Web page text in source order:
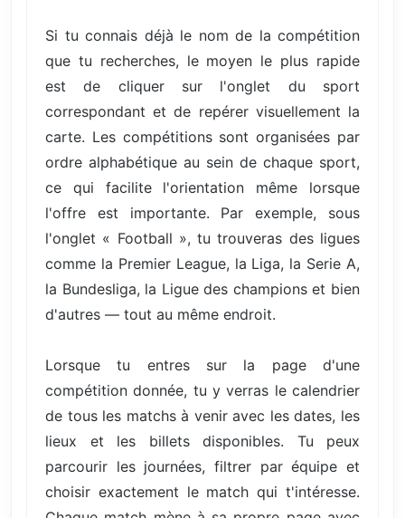
Si tu connais déjà le nom de la compétition
que tu recherches, le moyen le plus rapide
est de cliquer sur l'onglet du sport
correspondant et de repérer visuellement la
carte. Les compétitions sont organisées par
ordre alphabétique au sein de chaque sport,
ce qui facilite l'orientation même lorsque
l'offre est importante. Par exemple, sous
l'onglet « Football », tu trouveras des ligues
comme la Premier League, la Liga, la Serie A,
la Bundesliga, la Ligue des champions et bien
d'autres — tout au même endroit.
Lorsque tu entres sur la page d'une
compétition donnée, tu y verras le calendrier
de tous les matchs à venir avec les dates, les
lieux et les billets disponibles. Tu peux
parcourir les journées, filtrer par équipe et
choisir exactement le match qui t'intéresse.